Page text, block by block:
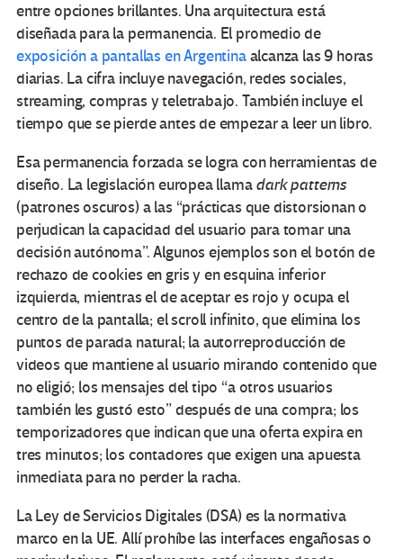
entre opciones brillantes. Una arquitectura está
diseñada para la permanencia. El promedio de
exposición a pantallas en Argentinaalcanza las 9 horas
diarias. La cifra incluye navegación, redes sociales,
streaming, compras y teletrabajo. También incluye el
tiempo que se pierde antes de empezar a leer un libro.
Esa permanencia forzada se logra con herramientas de
diseño. La legislación europea llamadark patterns
(patrones oscuros) a las “prácticas que distorsionan o
perjudican la capacidad del usuario para tomar una
decisión autónoma”. Algunos ejemplos son el botón de
rechazo de cookies en gris y en esquina inferior
izquierda, mientras el de aceptar es rojo y ocupa el
centro de la pantalla; el scroll infinito, que elimina los
puntos de parada natural; la autorreproducción de
videos que mantiene al usuario mirando contenido que
no eligió; los mensajes del tipo “a otros usuarios
también les gustó esto” después de una compra; los
temporizadores que indican que una oferta expira en
tres minutos; los contadores que exigen una apuesta
inmediata para no perder la racha.
La Ley de Servicios Digitales (DSA) es la normativa
marco en la UE. Allí prohíbe las interfaces engañosas o